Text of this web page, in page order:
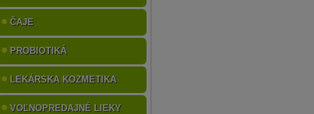
ČAJE
PROBIOTIKÁ
LEKÁRSKA KOZMETIKA
VOĽNOPREDAJNÉ LIEKY